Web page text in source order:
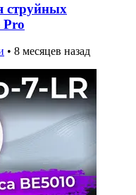
струйных
Pro
• 8 месяцев назад